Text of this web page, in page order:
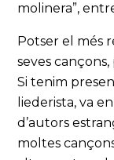
molinera”,
Potser el més
seves
Si tenim
liederista, va
d’autors
moltes